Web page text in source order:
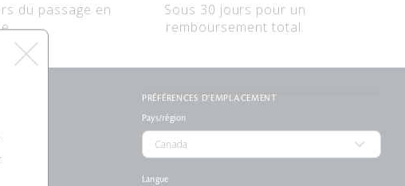
du passage en
Sous 30 jours pour un
remboursement total.
PRÉFÉRENCES D'EMPLACEMENT
Pays/région
Langue